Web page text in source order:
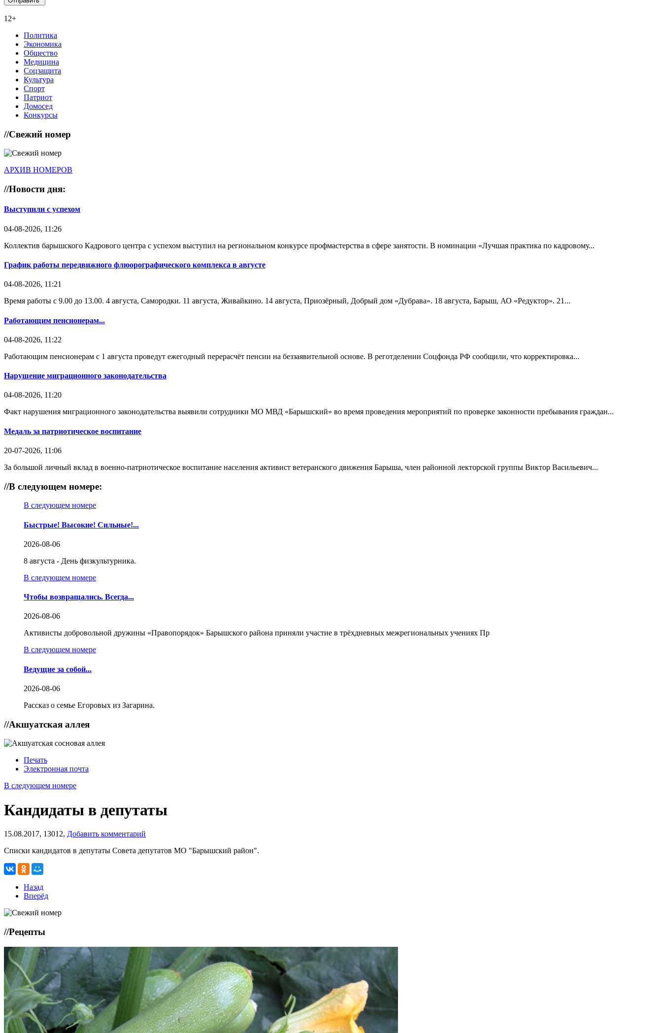
12+
Политика
Экономика
Общество
Медицина
Соцзащита
Культура
Спорт
Патриот
Домосед
Конкурсы
//Свежий номер
АРХИВ НОМЕРОВ
//Новости дня:
Выступили с успехом
04-08-2026, 11:26
Коллектив барышского Кадрового центра с успехом выступил на региональном конкурсе профмастерства в сфере занятости. В номинации «Лучшая практика по кадровому...
График работы передвижного флюорографического комплекса в августе
04-08-2026, 11:21
Время работы с 9.00 до 13.00. 4 августа, Самородки. 11 августа, Живайкино. 14 августа, Приозёрный, Добрый дом «Дубрава». 18 августа, Барыш, АО «Редуктор». 21...
Работающим пенсионерам...
04-08-2026, 11:22
Работающим пенсионерам с 1 августа проведут ежегодный перерасчёт пенсии на беззаявительной основе. В реготделении Соцфонда РФ сообщили, что корректировка...
Нарушение миграционного законодательства
04-08-2026, 11:20
Факт нарушения миграционного законодательства выявили сотрудники МО МВД «Барышский» во время проведения мероприятий по проверке законности пребывания граждан...
Медаль за патриотическое воспитание
20-07-2026, 11:06
За большой личный вклад в военно-патриотическое воспитание населения активист ветеранского движения Барыша, член районной лекторской группы Виктор Васильевич...
//В следующем номере:
В следующем номере
Быстрые! Высокие! Сильные!...
2026-08-06
8 августа - День физкультурника.
В следующем номере
Чтобы возвращались. Всегда...
2026-08-06
Активисты добровольной дружины «Правопорядок» Барышского района приняли участие в трёхдневных межрегиональных учениях Пр
В следующем номере
Ведущие за собой...
2026-08-06
Рассказ о семье Егоровых из Загарина.
//Акшуатская аллея
Печать
Электронная почта
В следующем номере
Кандидаты в депутаты
15.08.2017, 13012, Добавить комментарий
Списки кандидатов в депутаты Совета депутатов МО "Барышский район".
Назад
Вперёд
//Рецепты